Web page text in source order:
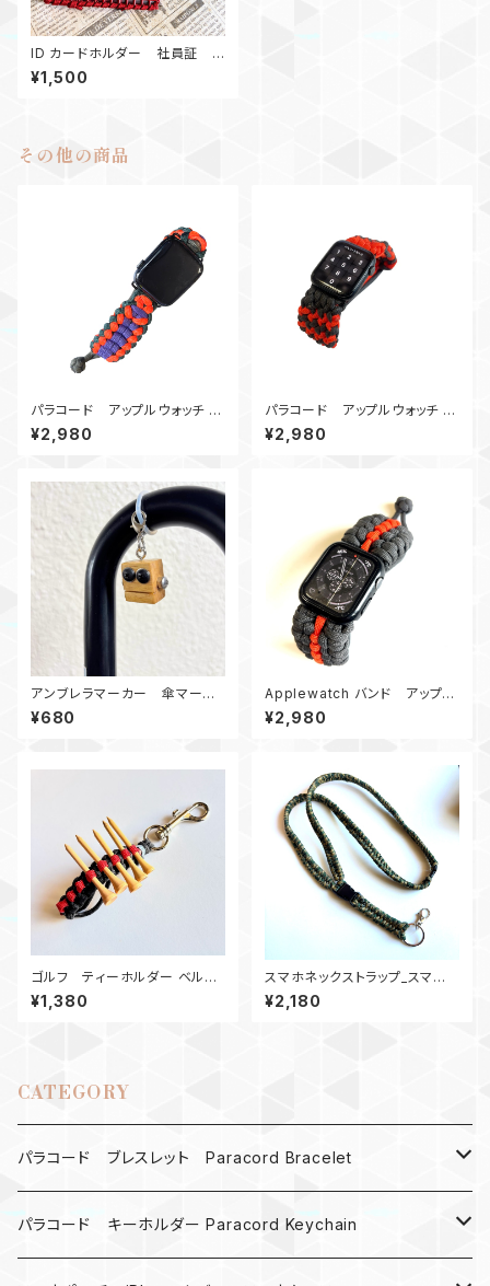
ID カードホルダー 社員証 ス
トラップ RW
¥1,500
その他の商品
パラコード アップルウォッチ バ
ンド44_WideSanctified_PO
GOd
¥2,980
パラコード アップルウォッチ バ
ンド44_Conquistador2Colo
r_OG
¥2,980
アンブレラマーカー 傘マーカ
ー ロボット0407黒目2
¥680
Applewatch バンド アップル
ウォッチバンド44_パラコード_B
E_グレーオレンジ
¥2,980
ゴルフ ティーホルダー ベルト
ループ グレー・赤 パラコード
¥1,380
スマホネックストラップ_スマホ
ショルダー2Buckle_カモ180
¥2,180
CATEGORY
パラコード ブレスレット Paracord Bracelet
MAD MAX
パラコード キーホルダー Paracord Keychain